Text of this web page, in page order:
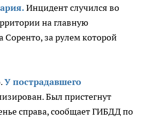
Инцидент случился во
на главную
Соренто, за рулем которой
У пострадавшего
Был пристегнут
справа, сообщает ГИБДД по